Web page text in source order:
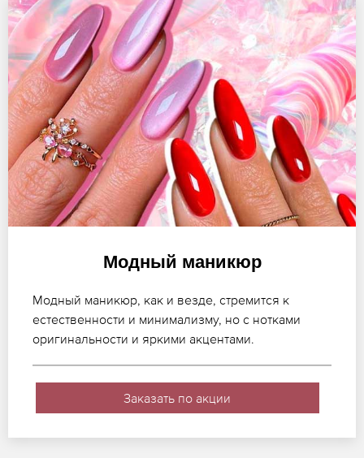
Модный маникюр
Модный маникюр, как и везде, стремится к
естественности и минимализму, но с нотками
оригинальности и яркими акцентами.
Заказать по акции